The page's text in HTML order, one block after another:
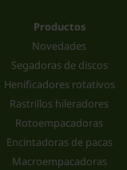
Productos
Novedades
Segadoras de discos
Henificadores rotativos
Rastrillos hileradores
Rotoempacadoras
Encintadoras de pacas
Macroempacadoras